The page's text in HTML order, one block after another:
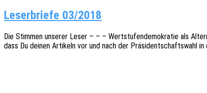
Leserbriefe 03/2018
Die Stim­men unse­rer Leser – – – Wert­stu­fen­de­mo­kra­tie als
dass Du deinen Arti­keln vor und nach der Präsi­dent­schafts­wahl